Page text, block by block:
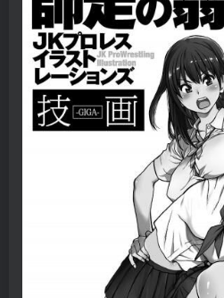
QQ登录